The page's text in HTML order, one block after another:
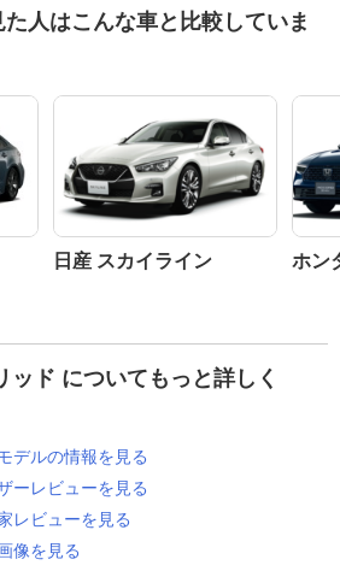
人はこんな車と比較していま
日産 スカイライン ホン
ッド についてもっと詳しく
デルの情報を見る
ーレビューを見る
レビューを見る
像を見る